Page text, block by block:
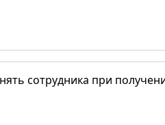
сотрудника при